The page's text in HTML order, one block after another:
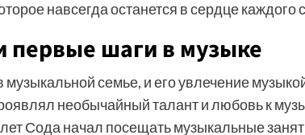
навсегда останется в сердце каждого
первые шаги в музыке
семье, и его увлечение
необычайный талант и любовь к
Сода начал посещать музыкальные